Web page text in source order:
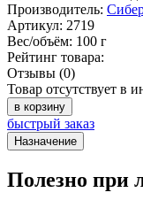
Производитель:
Артикул: 2719
Вес/объём: 100 г
Рейтинг товара:
Отзывы (0)
Товар отсутствует в
в корзину
быстрый заказ
Назначение
Полезно при